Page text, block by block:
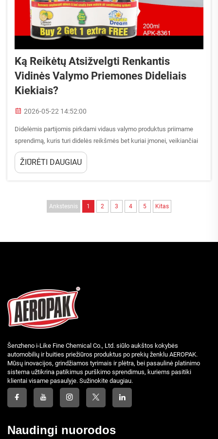
Ką Reikėtų Atsižvelgti Renkantis
Vidinės Valymo Priemones Dideliais
Kiekiais?
2026-05-22 14:52:00
Didelėmis partijomis pirkdami vidaus valymo produktus priimame
sprendimą, kuris turi didelės reikšmės bet kuriai įmonei, veikiančiai
automobilių priežiūros, parko valdymo, viešbučių ar profesionalaus
detalizavimo srityse. Skirtingai nuo vieneto prekių pirkimo
ŽIŪRĖTI DAUGIAU
Ankstesnis 1 2 3 4 5 Kitas
Šenzheno i-Like Fine Chemical Co., Ltd. siūlo aukštos kokybės
automobilių ir buities priežiūros produktus po prekių ženklu AEROPAK.
Mūsų inovacijos, grindžiamos tyrimais ir plėtra, bei pasaulinė platinimo
sistema užtikrina patikimus purškimo sprendimus, kuriems pasitiki
klientai visame pasaulyje. Sužinokite daugiau.
Naudingi nuorodos